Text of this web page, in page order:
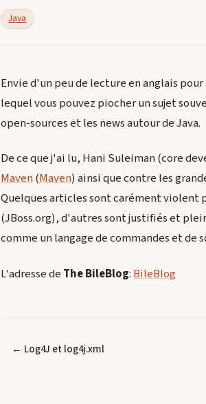
Java
Envie d'un peu de lecture en anglais
lequel vous pouvez piocher un sujet
open-sources et les news autour de Java.
De ce que j'ai lu, Hani Suleiman (core
Maven(Maven) ainsi que contre les
Quelques articles sont carément violent
(JBoss.org), d'autres sont justifiés et
comme un langage de commandes et de
L'adresse de The BileBlog: BileBlog
← Log4J et log4j.xml